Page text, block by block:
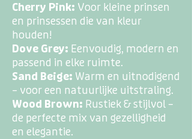
Cherry Pink: Voor kleine prinsen
en prinsessen die van kleur
houden!
Dove Grey: Eenvoudig, modern en
passend in elke ruimte.
Sand Beige: Warm en uitnodigend
– voor een natuurlijke uitstraling.
Wood Brown: Rustiek & stijlvol –
de perfecte mix van gezelligheid
en elegantie.